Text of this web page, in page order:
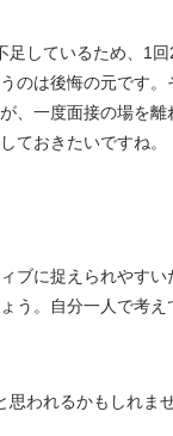
しているため、1
は後悔の元です
一度面接の場を
ておきたいですね。
に捉えられやす
。自分一人で考
われるかもしれ